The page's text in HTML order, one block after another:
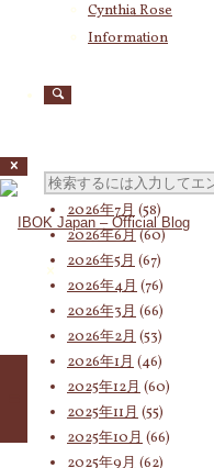
Cynthia Rose
Information
検
索
対
Max Coppa(403)
Medium Anne in
2026年8月(19)
2026年7月 (58)
2026年6月(60)
2026年5月 (67)
2026年4月 (76)
2026年3月 (66)
2026年2月 (53)
2026年1月 (46)
2025年12月 (60)
2025年11月 (55)
2025年10月 (66)
2025年9月 (62)